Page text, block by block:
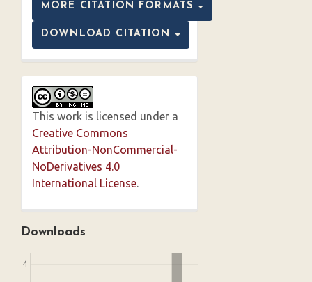
MORE CITATION FORMATS
DOWNLOAD CITATION
This work is licensed under a
Creative Commons
Attribution-NonCommercial-
NoDerivatives 4.0
International License.
Downloads